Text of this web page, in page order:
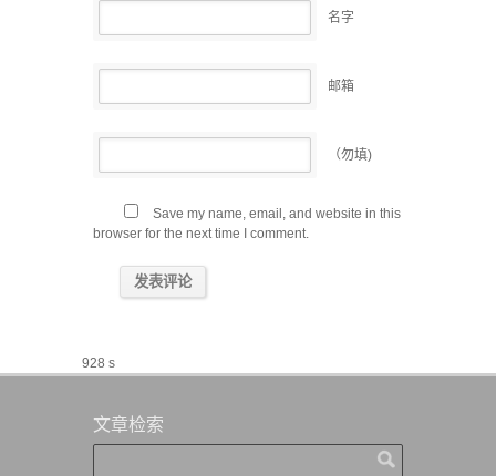
名字
邮箱
（勿填)
Save my name, email, and website in this
browser for the next time I comment.
928 s
文章检索